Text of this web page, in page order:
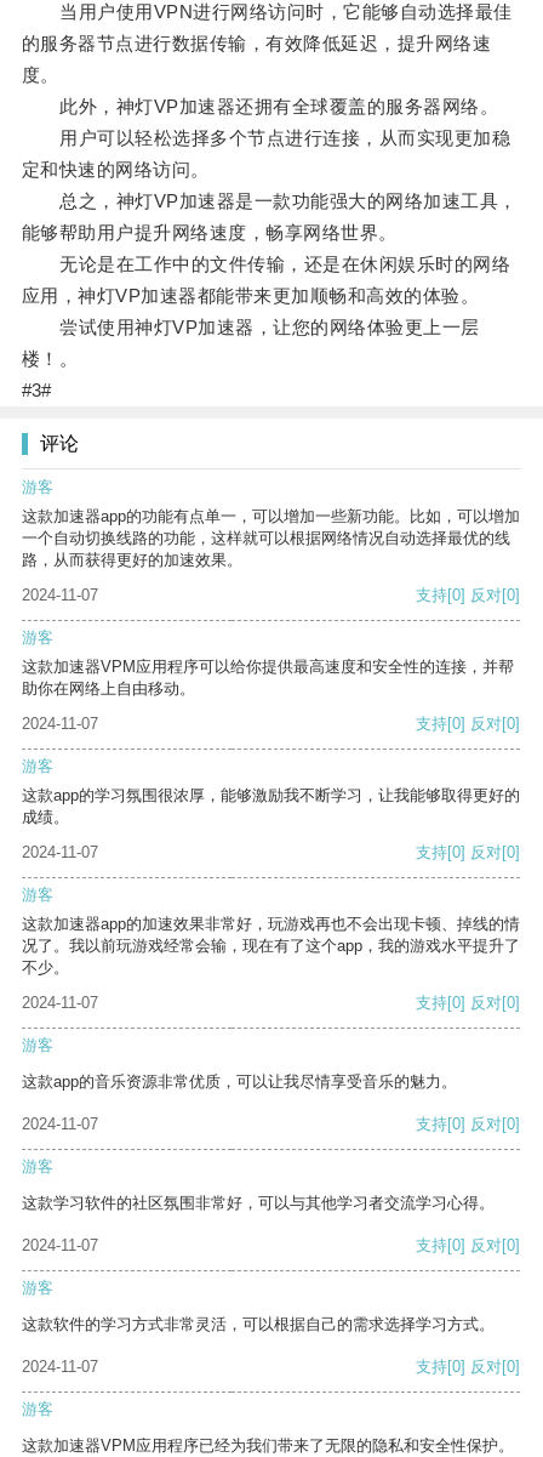
当用户使用VPN进行网络访问时，它能够自动选择最佳
的服务器节点进行数据传输，有效降低延迟，提升网络速
度。
此外，神灯VP加速器还拥有全球覆盖的服务器网络。
用户可以轻松选择多个节点进行连接，从而实现更加稳
定和快速的网络访问。
总之，神灯VP加速器是一款功能强大的网络加速工具，
能够帮助用户提升网络速度，畅享网络世界。
无论是在工作中的文件传输，还是在休闲娱乐时的网络
应用，神灯VP加速器都能带来更加顺畅和高效的体验。
尝试使用神灯VP加速器，让您的网络体验更上一层
楼！。
#3#
评论
游客
这款加速器app的功能有点单一，可以增加一些新功能。比如，可以增加
一个自动切换线路的功能，这样就可以根据网络情况自动选择最优的线
路，从而获得更好的加速效果。
2024-11-07
支持[0] 反对[0]
游客
这款加速器VPM应用程序可以给你提供最高速度和安全性的连接，并帮
助你在网络上自由移动。
2024-11-07
支持[0] 反对[0]
游客
这款app的学习氛围很浓厚，能够激励我不断学习，让我能够取得更好的
成绩。
2024-11-07
支持[0] 反对[0]
游客
这款加速器app的加速效果非常好，玩游戏再也不会出现卡顿、掉线的情
况了。我以前玩游戏经常会输，现在有了这个app，我的游戏水平提升了
不少。
2024-11-07
支持[0] 反对[0]
游客
这款app的音乐资源非常优质，可以让我尽情享受音乐的魅力。
2024-11-07 支持[0] 反对[0]
游客
这款学习软件的社区氛围非常好，可以与其他学习者交流学习心得。
2024-11-07 支持[0] 反对[0]
游客
这款软件的学习方式非常灵活，可以根据自己的需求选择学习方式。
2024-11-07 支持[0] 反对[0]
游客
这款加速器VPM应用程序已经为我们带来了无限的隐私和安全性保护。